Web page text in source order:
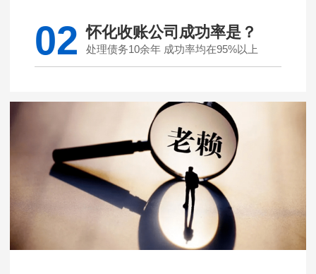
02 怀化收账公司成功率是？
处理债务10余年 成功率均在95%以上